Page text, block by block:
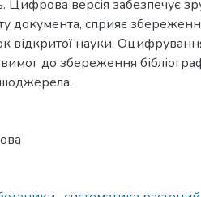
Цифрова версія забезпечує
документа, сприяє
відкритої науки.
до збереження